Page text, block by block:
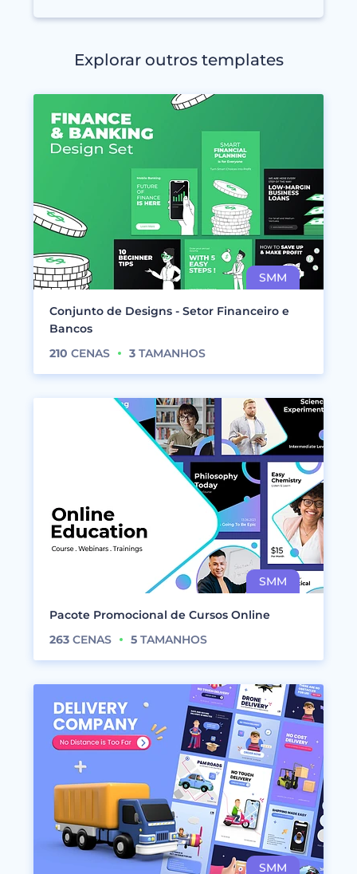
Explorar outros templates
Conjunto de Designs - Setor Financeiro e
Bancos
210 CENAS 3 TAMANHOS
Pacote Promocional de Cursos Online
263 CENAS 5 TAMANHOS